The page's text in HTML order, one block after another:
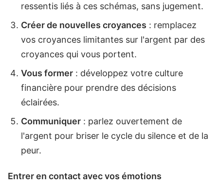
ressentis liés à ces schémas, sans jugement.
Créer de nouvelles croyances : remplacez
vos croyances limitantes sur l'argent par des
croyances qui vous portent.
Vous former : développez votre culture
financière pour prendre des décisions
éclairées.
Communiquer : parlez ouvertement de
l'argent pour briser le cycle du silence et de la
peur.
Entrer en contact avec vos émotions